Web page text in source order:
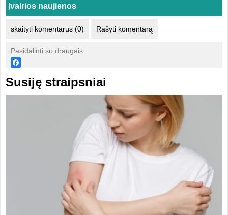
Įvairios naujienos
skaityti komentarus (0) Rašyti komentarą
Pasidalinti su draugais
Susiję straipsniai